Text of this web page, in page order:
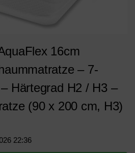
16cm
– 7-
Härtegrad H2 / H3 –
(90 x 200 cm, H3)
22:36